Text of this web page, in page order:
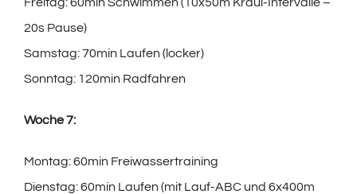
20s Pause)
Samstag: 70min Laufen (locker)
Sonntag: 120min Radfahren
Woche 7:
Montag: 60min Freiwassertraining
Dienstag: 60min Laufen (mit Lauf-ABC und 6x400m